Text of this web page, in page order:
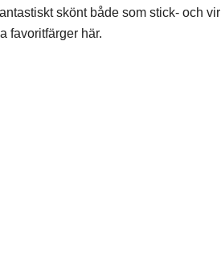
skönt både som stick- och
favoritfärger här.